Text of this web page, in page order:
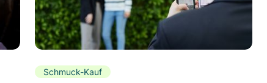
Schmuck-Kauf